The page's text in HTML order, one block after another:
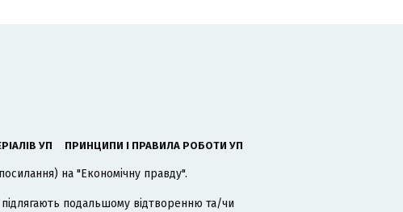
УП ПРИНЦИПИ І ПРАВИЛА РОБОТИ УП
на "Економічну правду".
подальшому відтворенню та/чи